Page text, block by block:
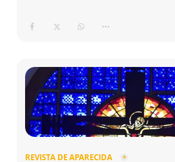
REVISTA DE APARECIDA